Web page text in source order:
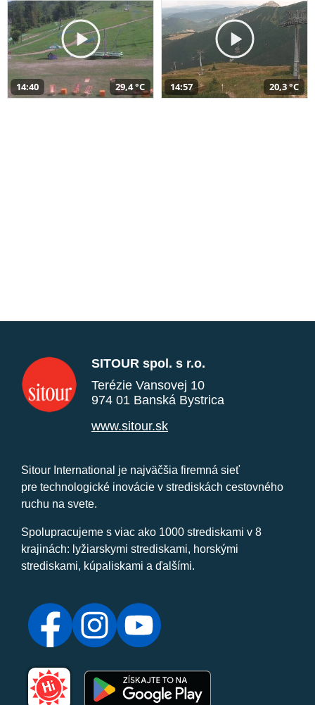
14:40 29,4 °C 14:57 20,3 °C
SITOUR spol. s r.o.
Terézie Vansovej 10
974 01 Banská Bystrica
www.sitour.sk
Sitour International je najväčšia firemná sieť
pre technologické inovácie v strediskách cestovného
ruchu na svete.
Spolupracujeme s viac ako 1000 strediskami v 8
krajinách: lyžiarskymi strediskami, horskými
strediskami, kúpaliskami a ďalšími.